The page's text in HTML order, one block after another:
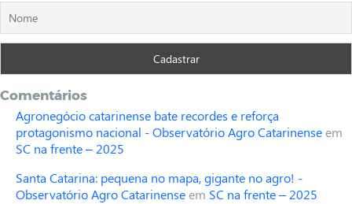
Comentários
Agronegócio catarinense bate recordes e reforça
protagonismo nacional - Observatório Agro Catarinenseem
SC na frente – 2025
Santa Catarina: pequena no mapa, gigante no agro! -
Observatório Agro Catarinenseem SC na frente – 2025